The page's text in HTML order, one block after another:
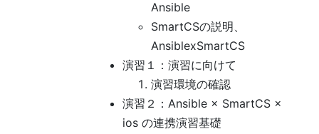
Ansible
SmartCSの説明、
AnsiblexSmartCS
演習１：演習に向けて
演習環境の確認
演習２：Ansible × SmartCS ×
ios の連携演習基礎